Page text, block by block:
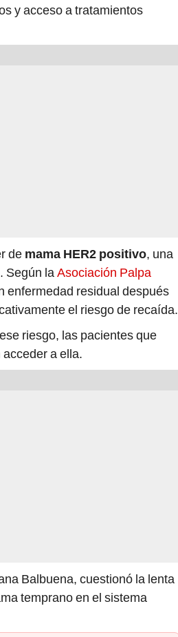
y acceso a tratamientos
de mama HER2 positivo, una
Según laAsociación Palpa
enfermedad residual después
el riesgo de recaída.
riesgo, las pacientes que
a ella.
Balbuena, cuestionó la lenta
temprano en el sistema